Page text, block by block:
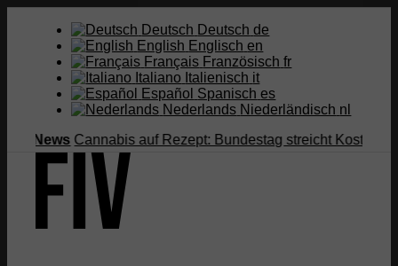
Deutsch Deutsch de
English Englisch en
Français Französisch fr
Italiano Italienisch it
Español Spanisch es
Nederlands Niederländisch nl
Cannabis auf Rezept: Bundestag streicht